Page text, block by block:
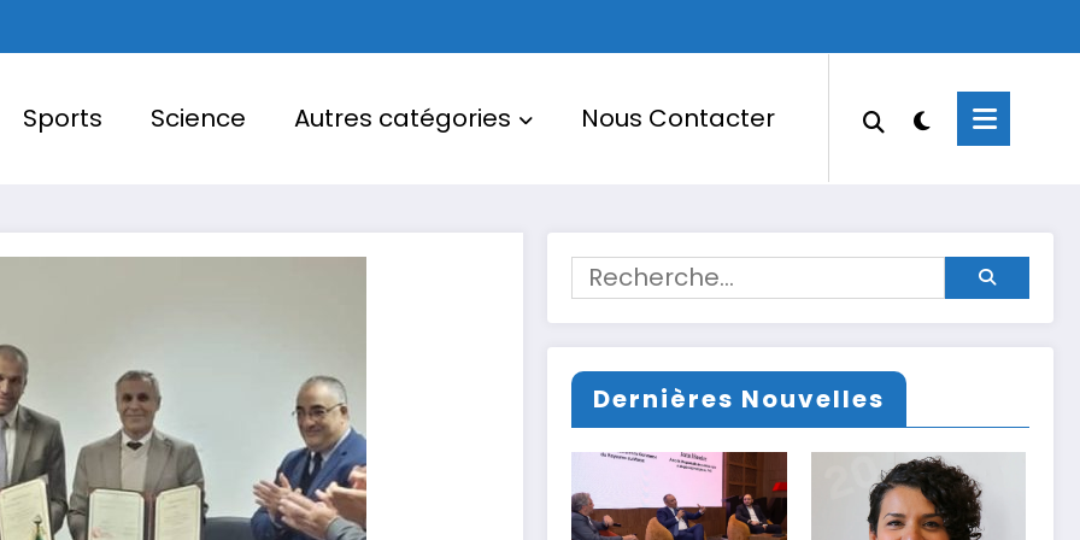
Sports Science Autres catégories Nous Contacter
Dernières Nouvelles